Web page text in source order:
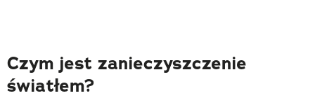
Czym jest zanieczyszczenie
światłem?